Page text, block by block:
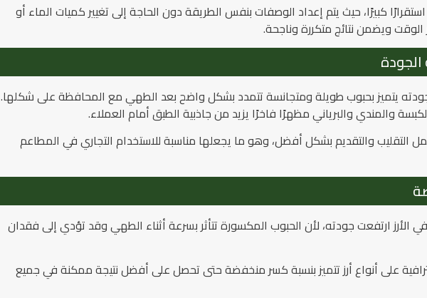
كبيرًا، حيث يتم إعداد الوصفات بنفس الطريقة دون الحاجة إلى تغيير كميات الماء أو
ويضمن نتائج متكررة وناجحة.
الجودة
يتميز بحبوب طويلة ومتجانسة تتمدد بشكل واضح بعد الطهي مع المحافظة على شكلها.
والمندي والبرياني مظهرًا فاخرًا يزيد من جاذبية الطبق أمام العملاء.
التقليب والتقديم بشكل أفضل، وهو ما يجعلها مناسبة للاستخدام التجاري في المطاعم
الأرز ارتفعت جودته، لأن الحبوب المكسورة تتأثر بسرعة أثناء الطهي وقد تؤدي إلى فقدان
على أنواع أرز تتميز بنسبة كسر منخفضة حتى تحصل على أفضل نتيجة ممكنة في جميع